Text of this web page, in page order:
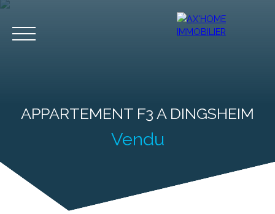
Estimation
APPARTEMENT F3 A DINGSHEIM
Vendu